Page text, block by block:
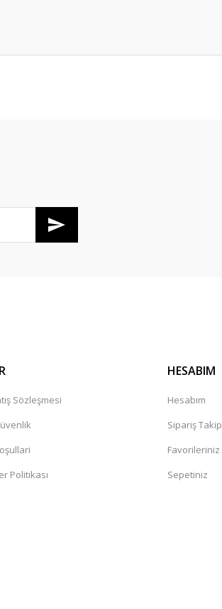
Sözleşmesi
Politikası
HESABIM
Hesabım
Sipariş Takip
Favorileriniz
Sepetiniz